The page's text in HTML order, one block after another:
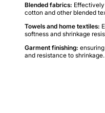
Blended fabrics:
cotton and other blended
Towels and home textiles:
softness and shrinkage
Garment finishing:
and resistance to shrinkage.